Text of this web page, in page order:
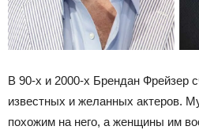
В 90-х и 2000-х Брендан Фрейзер
известных и желанных актеров.
похожим на него, а женщины им